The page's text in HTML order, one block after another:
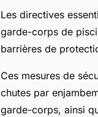
Les directives
garde-corps de
barrières de
Ces mesures de
chutes par
garde-corps, ainsi